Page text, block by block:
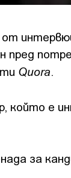
от
пред
Quorа.
който е
за